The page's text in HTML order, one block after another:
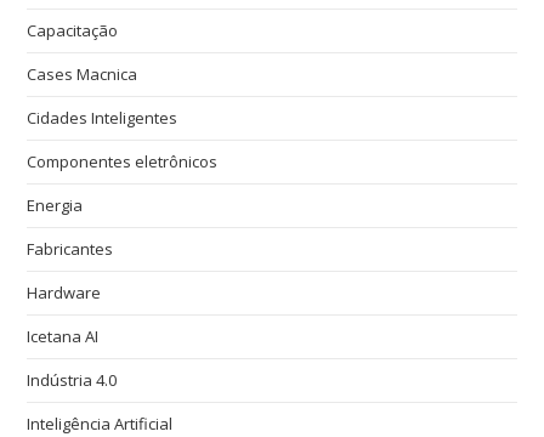
Capacitação
Cases Macnica
Cidades Inteligentes
Componentes eletrônicos
Energia
Fabricantes
Hardware
Icetana AI
Indústria 4.0
Inteligência Artificial